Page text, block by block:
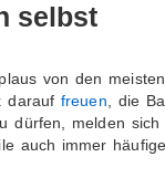
selbst
von den
darauf freuen , die
dürfen, melden sich
auch immer